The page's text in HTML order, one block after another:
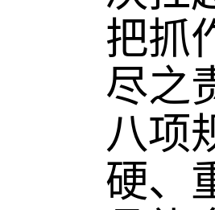
把抓
尽之
八项
硬、